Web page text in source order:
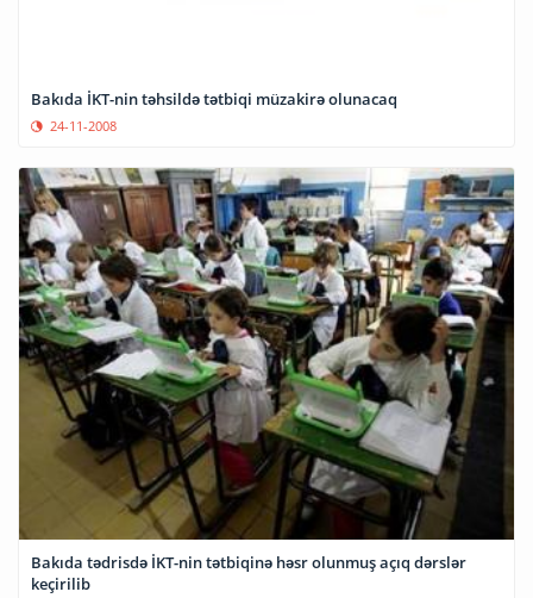
Bakıda İKT-nin təhsildə tətbiqi müzakirə olunacaq
24-11-2008
Bakıda tədrisdə İKT-nin tətbiqinə həsr olunmuş açıq dərslər
keçirilib